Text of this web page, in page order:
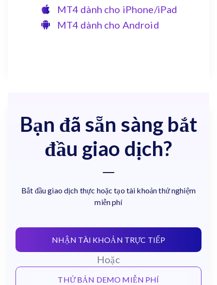
MT4 dành cho iPhone/iPad
MT4 dành cho Android
Bạn đã sẵn sàng bắt
đầu giao dịch?
Bắt đầu giao dịch thực hoặc tạo tài khoản thử nghiệm
miễn phí
NHẬN TÀI KHOẢN TRỰC TIẾP
Hoặc
THỬ BẢN DEMO MIỄN PHÍ